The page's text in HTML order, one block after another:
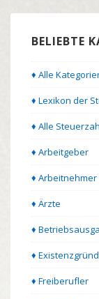
BELIEBTE
♦ Alle
♦ Lexikon der
♦ Alle
♦ Arbeitgeber
♦ Arbeitnehmer
♦ Ärzte
♦
♦
♦ Freiberufler